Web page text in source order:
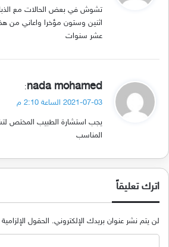
ل
تشوش في بعض الحالات مع
اثنين وستون مؤخرا واعاني من
عشر سنوات
ي
ق
ل
nada mohamed
:
2021-07-03 الساعة 2:10 م
يجب استشارة الطبيب المختص
المناسب
اترك تعليقاً
لن يتم نشر عنوان بريدك الإلكتروني. الحقول